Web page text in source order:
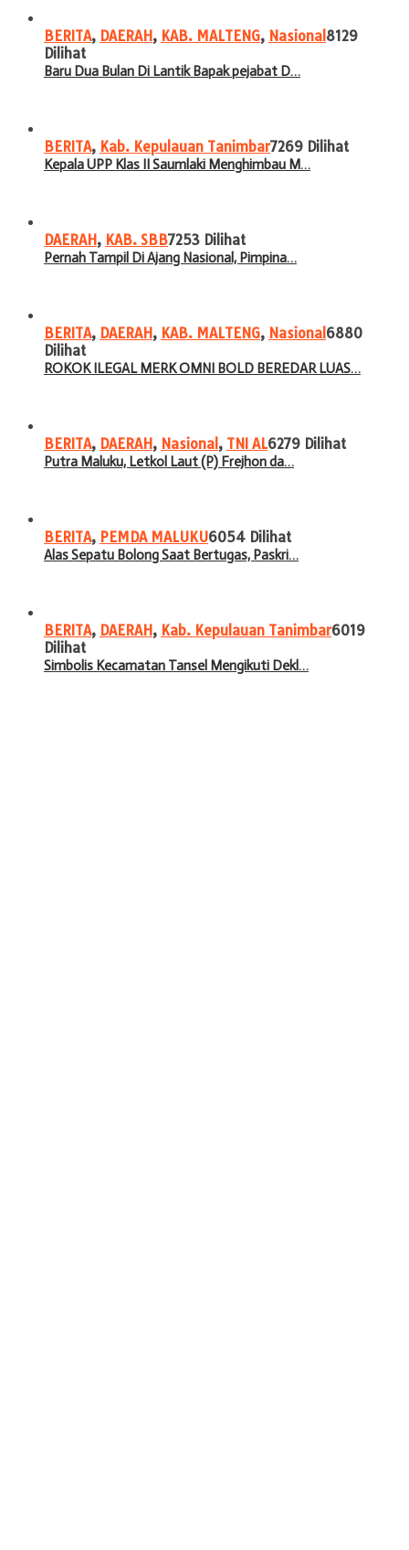
BERITA, DAERAH, KAB. MALTENG, Nasional 8129
Dilihat
Baru Dua Bulan Di Lantik Bapak pejabat D…
BERITA, Kab. Kepulauan Tanimbar7269 Dilihat
Kepala UPP Klas II Saumlaki Menghimbau M…
DAERAH, KAB. SBB7253 Dilihat
Pernah Tampil Di Ajang Nasional, Pimpina…
BERITA, DAERAH, KAB. MALTENG, Nasional 6880
Dilihat
ROKOK ILEGAL MERK OMNI BOLD BEREDAR LUAS…
BERITA, DAERAH, Nasional , TNI AL6279 Dilihat
Putra Maluku, Letkol Laut (P) Frejhon da…
BERITA, PEMDA MALUKU6054 Dilihat
Alas Sepatu Bolong Saat Bertugas, Paskri…
BERITA, DAERAH, Kab. Kepulauan Tanimbar6019
Dilihat
Simbolis Kecamatan Tansel Mengikuti Dekl…